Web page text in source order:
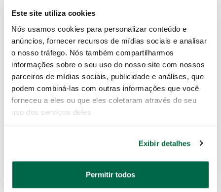
Este site utiliza cookies
Nós usamos cookies para personalizar conteúdo e
anúncios, fornecer recursos de mídias sociais e analisar
o nosso tráfego. Nós também compartilharmos
informações sobre o seu uso do nosso site com nossos
parceiros de mídias sociais, publicidade e análises, que
podem combiná-las com outras informações que você
forneceu a eles ou que eles coletaram através do seu
uso dos serviços deles
Exibir detalhes
Permitir todos
ST34202SC ST34203SC